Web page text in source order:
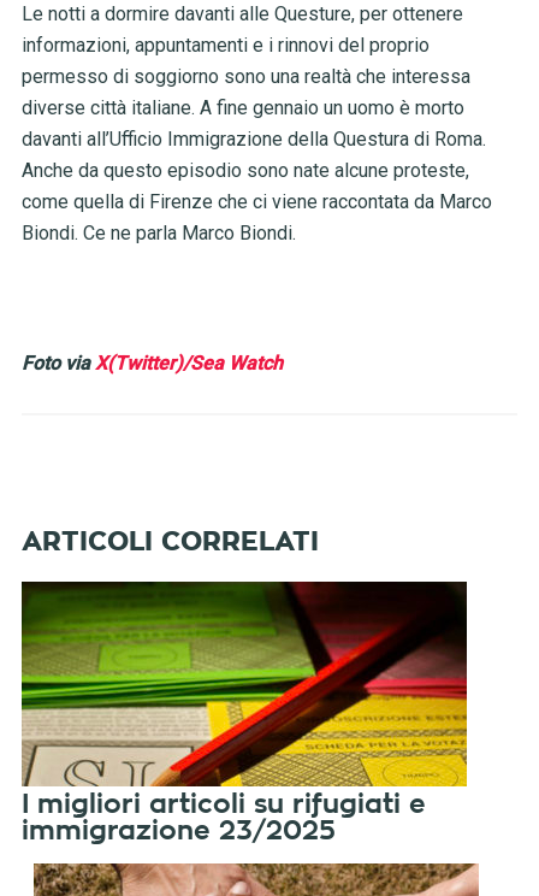
Le notti a dormire davanti alle Questure, per ottenere
informazioni, appuntamenti e i rinnovi del proprio
permesso di soggiorno sono una realtà che interessa
diverse città italiane. A fine gennaio un uomo è morto
davanti all’Ufficio Immigrazione della Questura di Roma.
Anche da questo episodio sono nate alcune proteste,
come quella di Firenze che ci viene raccontata da Marco
Biondi. Ce ne parla Marco Biondi.
Foto viaX(Twitter)/Sea Watch
I migliori articoli su rifugiati e
immigrazione 23/2025